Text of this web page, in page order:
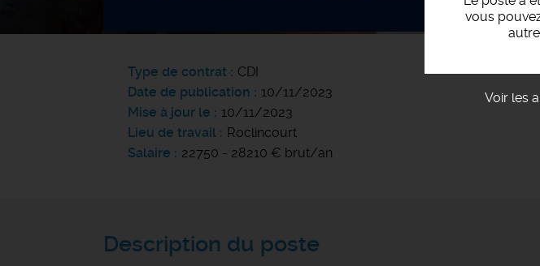
vous
Voir les
Type de contrat
CDI
Date de publication
10/11/2023
Mise à jour le
10/11/2023
Lieu de travail
Roclincourt
Salaire
22750 - 28210 € brut/an
Description du poste